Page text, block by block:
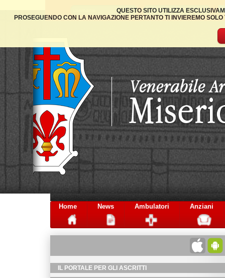
QUESTO SITO UTILIZZA
PROSEGUENDO CON LA NAVIGAZIONE PERTANTO TI INVIEREMO
Home News Ambulatori Anziani
IL PORTALE PER GLI ASCRITTI